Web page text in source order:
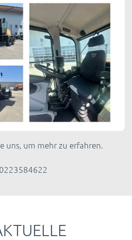
uns, um mehr zu erfahren.
0223584622